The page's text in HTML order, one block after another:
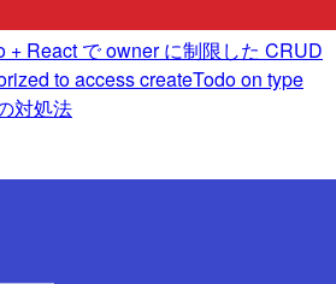
+ React で owner に制限した CRUD
to access createTodo on type
対処法